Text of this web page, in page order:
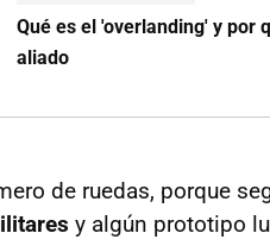
Qué es el 'overlanding' y por
aliado
de ruedas, porque
y algún prototipo